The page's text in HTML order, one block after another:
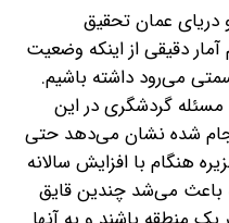
دریای عمان تحقیق
دقیقی از اینکه وضعیت
می‌رود داشته باشیم.
گردشگری در این
شده نشان می‌دهد حتی
هنگام با افزایش سالانه
باعث می‌شد چندین قایق